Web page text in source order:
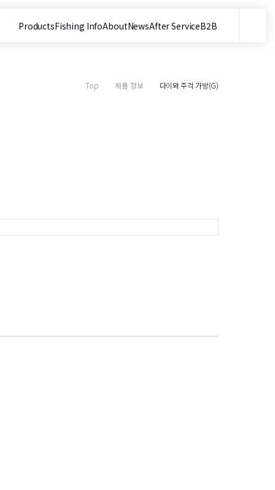
ProductsFishing InfoAboutNewsAfter ServiceB2B
사이트 내 검색
Top 제품 정보 다이와 주걱 가방(G)